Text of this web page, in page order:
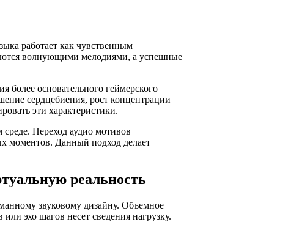
работает как чувственным
волнующими мелодиями, а успешные
более основательного геймерского
сердцебиения, рост концентрации
эти характеристики.
Переход аудио мотивов
моментов. Данный подход делает
реальность
звуковому дизайну. Объемное
эхо шагов несет сведения нагрузку.